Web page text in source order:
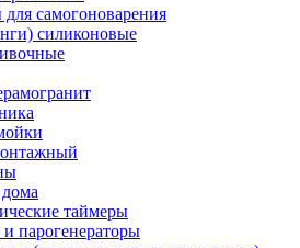
самогоноварения
силиконовые
таймеры
парогенераторы